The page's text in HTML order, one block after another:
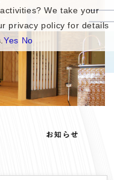
We take your
privacy policy for details
Yes No